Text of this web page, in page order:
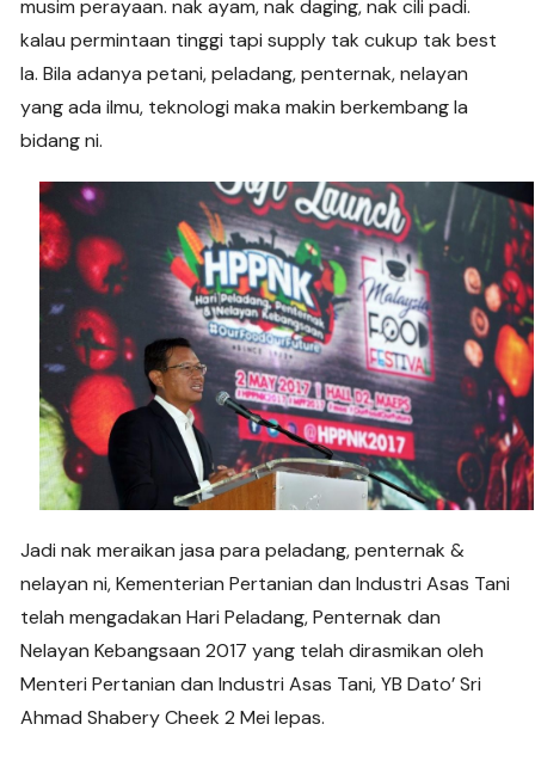
musim perayaan. nak ayam, nak daging, nak cili padi.
kalau permintaan tinggi tapi supply tak cukup tak best
la. Bila adanya petani, peladang, penternak, nelayan
yang ada ilmu, teknologi maka makin berkembang la
bidang ni.
Jadi nak meraikan jasa para peladang, penternak &
nelayan ni, Kementerian Pertanian dan Industri Asas Tani
telah mengadakan Hari Peladang, Penternak dan
Nelayan Kebangsaan 2017 yang telah dirasmikan oleh
Menteri Pertanian dan Industri Asas Tani, YB Dato’ Sri
Ahmad Shabery Cheek 2 Mei lepas.